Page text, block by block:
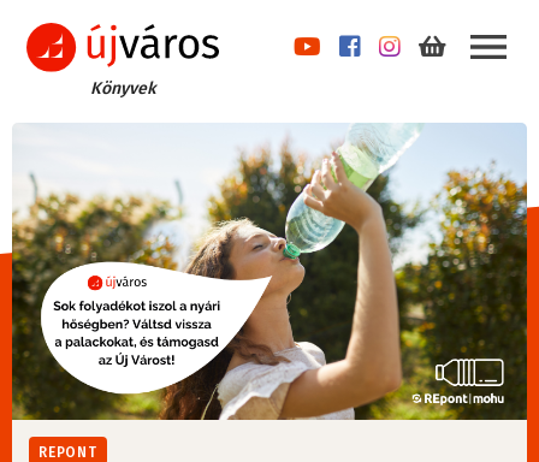
Könyvek
REPONT